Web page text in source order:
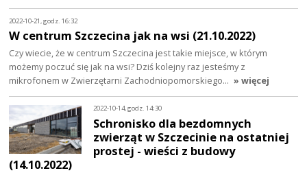
2022-10-21, godz. 16:32
W centrum Szczecina jak na wsi (21.10.2022)
Czy wiecie, że w centrum Szczecina jest takie miejsce, w którym
możemy poczuć się jak na wsi? Dziś kolejny raz jesteśmy z
mikrofonem w Zwierzętarni Zachodniopomorskiego… » więcej
2022-10-14, godz. 14:30
Schronisko dla bezdomnych
zwierząt w Szczecinie na ostatniej
prostej - wieści z budowy
(14.10.2022)